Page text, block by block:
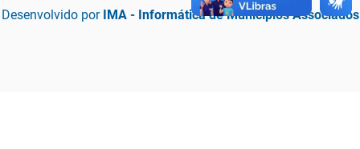
Desenvolvido por IMA - Informática de Municípios Associados